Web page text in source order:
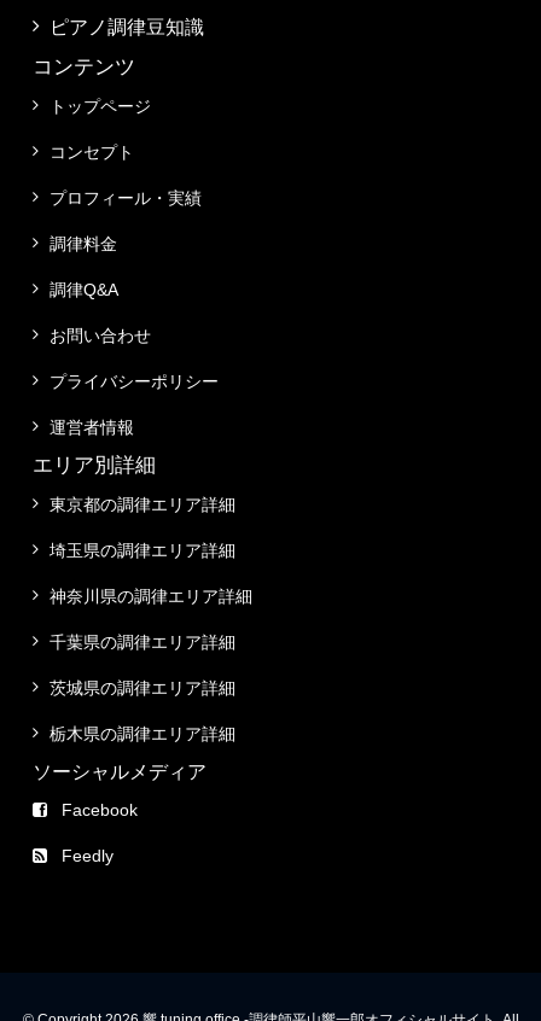
ピアノ調律豆知識
コンテンツ
トップページ
コンセプト
プロフィール・実績
調律料金
調律Q&A
お問い合わせ
プライバシーポリシー
運営者情報
エリア別詳細
東京都の調律エリア詳細
埼玉県の調律エリア詳細
神奈川県の調律エリア詳細
千葉県の調律エリア詳細
茨城県の調律エリア詳細
栃木県の調律エリア詳細
ソーシャルメディア
Facebook
Feedly